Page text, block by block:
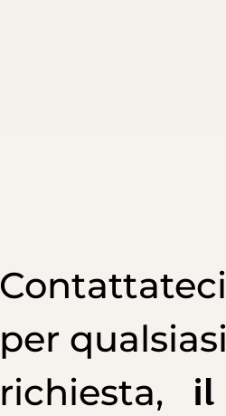
Contattateci
per qualsiasi
richiesta,
il